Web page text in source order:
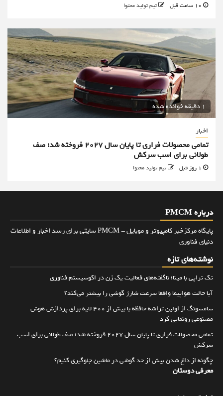
تیم تولید محتوا
1 دقیقه خوانده شده
اخبار
تمامی محصولات فراری تا پایان سال ۲۰۲۷ فروخته شد؛ صف
طولانی برای اسب سرکش
تیم تولید محتوا
درباره PMCM
پایگاه مرکزخبر کامپیوتر و موبایل - PMCM سایتی برای رسد اخبار و اطلاعات
دنیای فناوری
نوشته‌های تازه
تک تراپی با مینا؛ ناگفته‌های فعالیت یک زن در اکوسیستم فناوری
آیا حالت هواپیما واقعا سرعت شارژ گوشی را بیشتر می‌کند؟
سامسونگ از اولین تراشه حافظه با بیش از ۴۰۰ لایه برای پردازش هوش
مصنوعی رونمایی کرد
تمامی محصولات فراری تا پایان سال ۲۰۲۷ فروخته شد؛ صف طولانی برای اسب
سرکش
چگونه از داغ شدن بیش از حد گوشی در ماشین جلوگیری کنیم؟
معرفی دوستان